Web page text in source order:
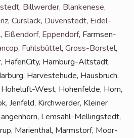
, Bill­wer­der, Blan­ke­ne­se,
,Curs­lack, Duven­stedt, Eidel­
, Eißen­dorf, Eppen­dorf, Farm­sen-
, Fuhls­büt­tel,Gross-Bors­tel,
, Hafen­Ci­ty, Ham­burg-Alt­stadt,
Har­ve­ste­hu­de, Haus­bruch,
West, Hohen­fel­de, Horn,
Jen­feld, Kirch­wer­der, Klei­ner
Lem­sahl-Mel­ling­s­tedt,
Mari­en­thal, Marmstorf, Moor­